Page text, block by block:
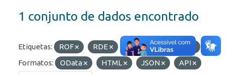
1 conjunto de dados encontrado
Etiquetas: ROF RDE Portfólio
IED
Formatos:
OData HTML JSON API